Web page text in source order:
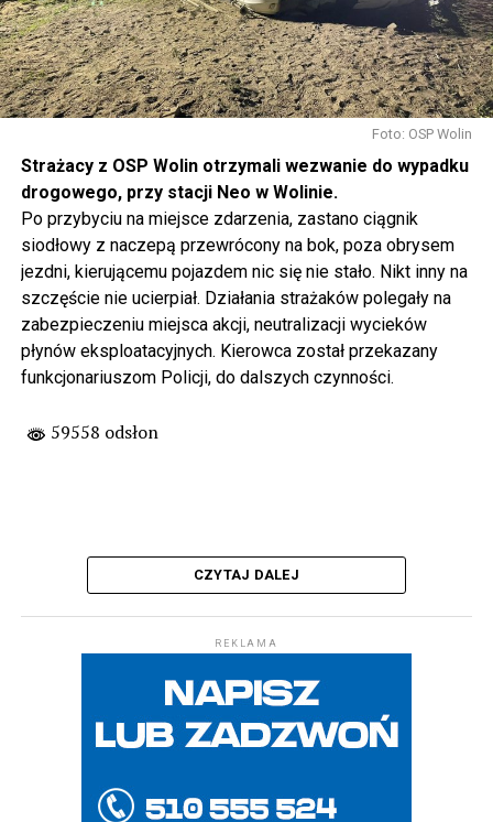
Foto: OSP Wolin
Strażacy z OSP Wolin otrzymali wezwanie do wypadku
drogowego, przy stacji Neo w Wolinie.
Po przybyciu na miejsce zdarzenia, zastano ciągnik
siodłowy z naczepą przewrócony na bok, poza obrysem
jezdni, kierującemu pojazdem nic się nie stało. Nikt inny na
szczęście nie ucierpiał. Działania strażaków polegały na
zabezpieczeniu miejsca akcji, neutralizacji wycieków
płynów eksploatacyjnych. Kierowca został przekazany
funkcjonariuszom Policji, do dalszych czynności.
59558 odsłon
CZYTAJ DALEJ
REKLAMA